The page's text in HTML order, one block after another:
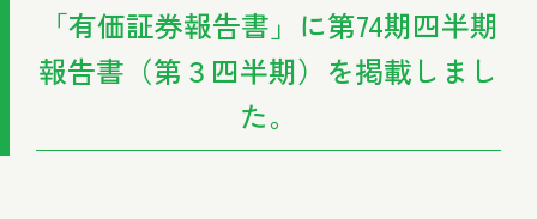
「有価証券報告書」に第74期四半期
報告書（第３四半期）を掲載しまし
た。